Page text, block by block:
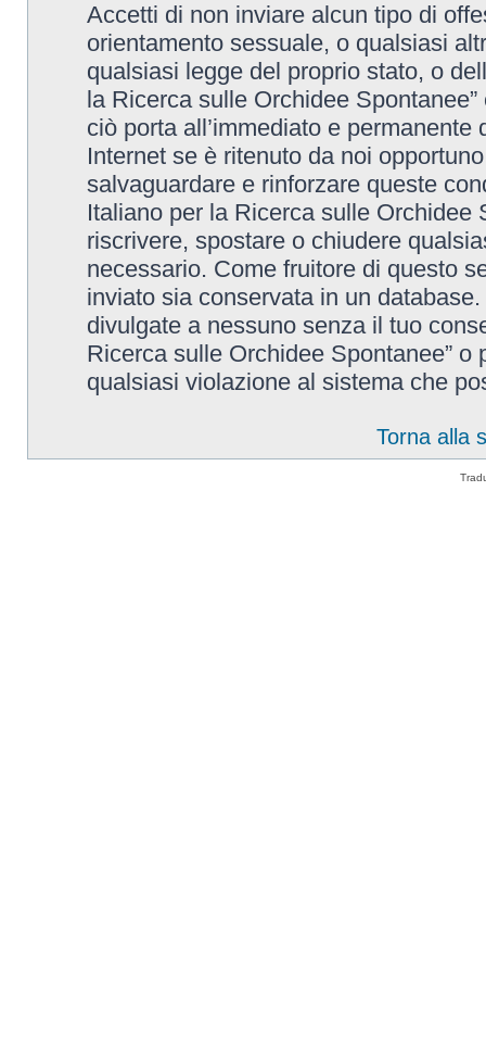
Accetti di non inviare alcun tipo di
orientamento sessuale, o qualsiasi
qualsiasi legge del proprio stato, o
la Ricerca sulle Orchidee
ciò porta all’immediato e
Internet se è ritenuto da noi
salvaguardare e rinforzare queste
Italiano per la Ricerca sulle Orchidee
riscrivere, spostare o chiudere
necessario. Come fruitore di questo
inviato sia conservata in un
divulgate a nessuno senza il tuo
Ricerca sulle Orchidee Spontanee”
qualsiasi violazione al sistema che
Torna alla